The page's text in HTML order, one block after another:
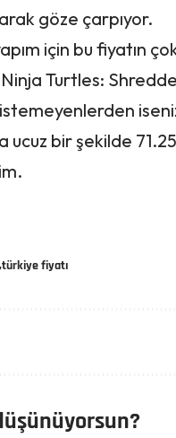
göze çarpıyor.
için bu fiyatın
Turtles:
bir şekilde
türkiye fiyatı